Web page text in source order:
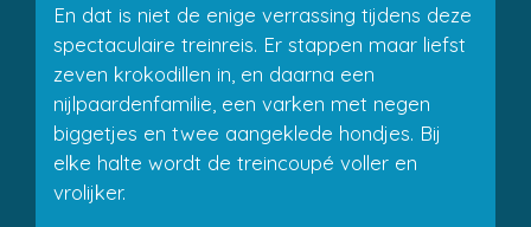
En dat is niet de enige verrassing tijdens deze
spectaculaire treinreis. Er stappen maar liefst
zeven krokodillen in, en daarna een
nijlpaardenfamilie, een varken met negen
biggetjes en twee aangeklede hondjes. Bij
elke halte wordt de treincoupé voller en
vrolijker.